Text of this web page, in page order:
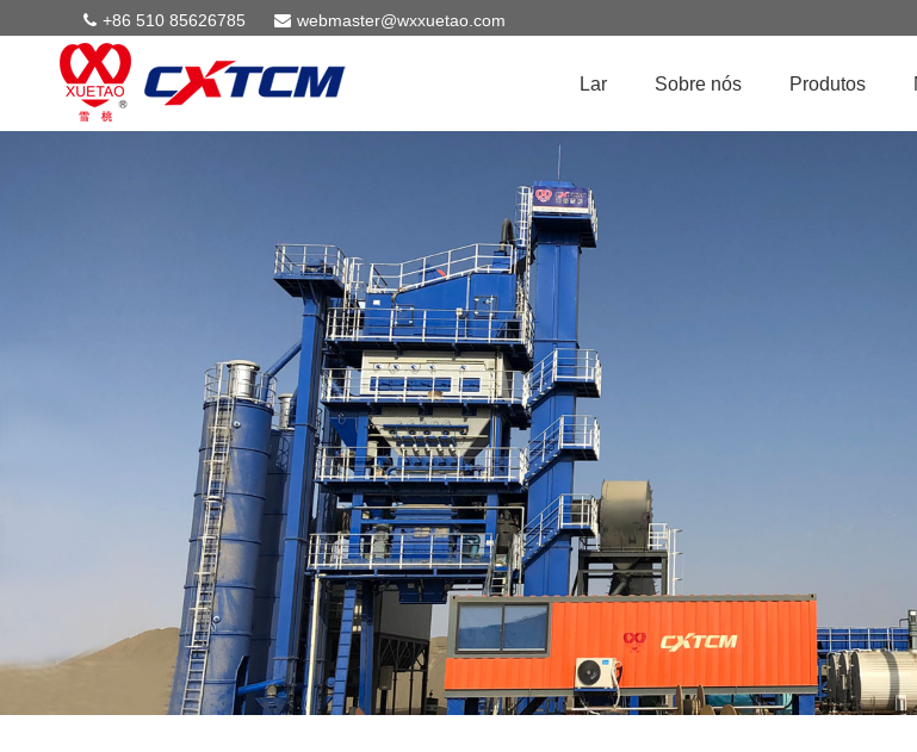
+86 510 85626785 webmaster@wxxuetao.com
Lar Sobre nós Produtos